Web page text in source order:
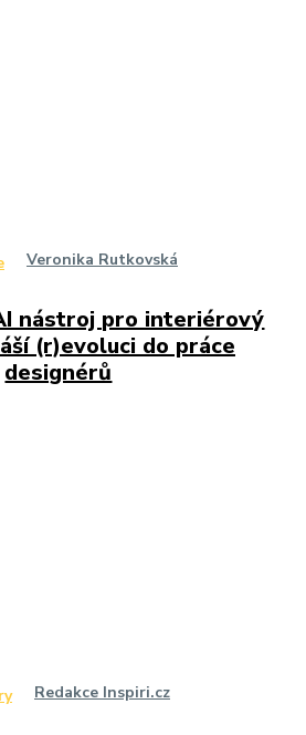
Veronika Rutkovská
nástroj pro interiérový
(r)evoluci do práce
designérů
Redakce Inspiri.cz